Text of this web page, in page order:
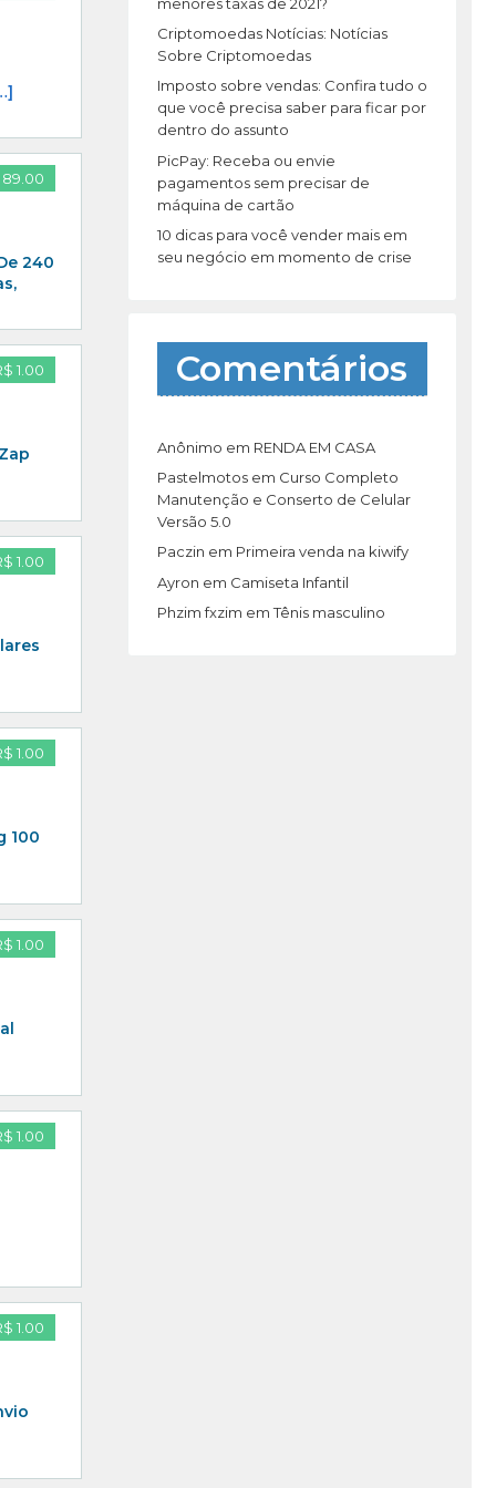
89.00
240
1.00
1.00
1.00
100
1.00
1.00
1.00
:
Criptomoedas Notícias: Notícias
Sobre Criptomoedas
Imposto sobre vendas: Confira tudo o
que você precisa saber para ficar por
dentro do assunto
PicPay: Receba ou envie
pagamentos sem precisar de
máquina de cartão
10 dicas para você vender mais em
seu negócio em momento de crise
Comentários
Anônimo em RENDA EM CASA
Pastelmotosem Curso Completo
Manutenção e Conserto de Celular
Versão 5.0
Paczin em Primeira venda na kiwify
Ayron em Camiseta Infantil
Phzim fxzim emTênis masculino